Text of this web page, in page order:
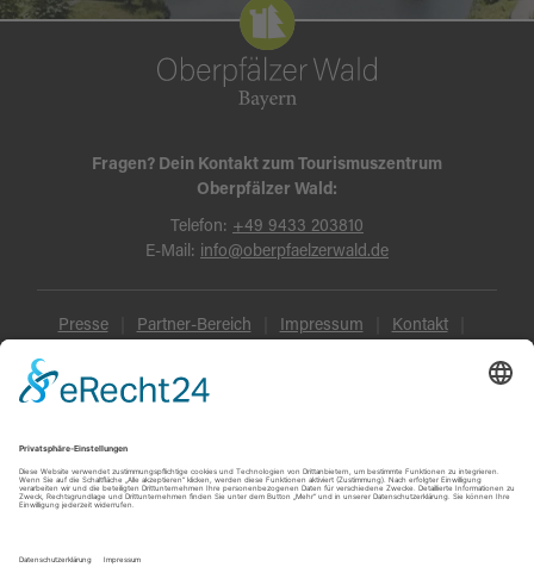
Fragen? Dein Kontakt zum Tourismuszentrum
Oberpfälzer Wald:
Telefon: +49 9433 203810
E-Mail: info@oberpfaelzerwald.de
Presse Partner-Bereich Impressum Kontakt
Datenschutz